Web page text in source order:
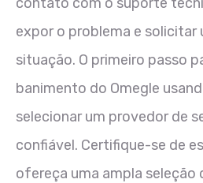
expor o problema e solicitar
situação. O primeiro passo
banimento do Omegle
selecionar⁤ um provedor de
confiável. Certifique-se de
ofereça uma ampla seleção